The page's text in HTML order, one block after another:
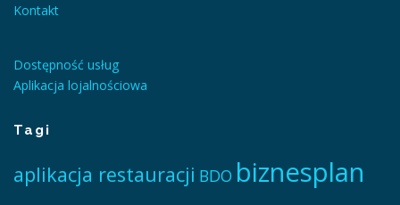
Kontakt
Dostępność usług
Aplikacja lojalnościowa
Tagi
aplikacja restauracji BDO biznesplan